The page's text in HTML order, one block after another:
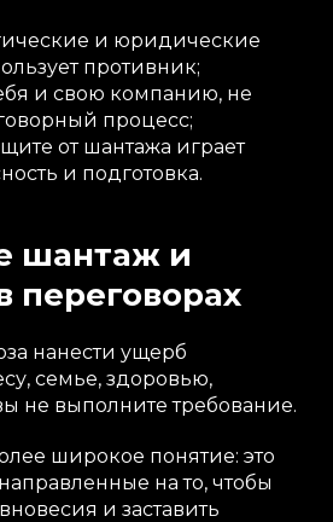
и юридические
противник;
и свою компанию, не
процесс;
от шантажа играет
и подготовка.
шантаж и
переговорах
нанести ущерб
семье, здоровью,
не выполните требование.
широкое понятие: это
на то, чтобы
и заставить